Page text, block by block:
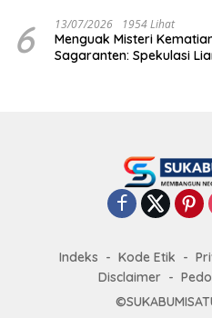
6 13/07/2026 1954 Lihat
Menguak Misteri
Sagaranten: Spekulasi
Indeks Kode Etik
Disclaimer